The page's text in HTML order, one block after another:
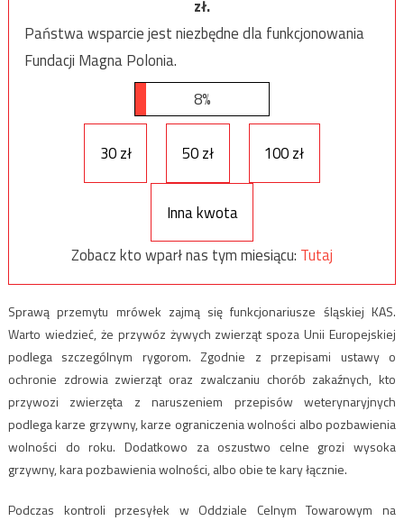
zł.
Państwa wsparcie jest niezbędne dla funkcjonowania
Fundacji Magna Polonia.
8%
30 zł 50 zł 100 zł
Inna kwota
Zobacz kto wparł nas tym miesiącu: Tutaj
Sprawą przemytu mrówek zajmą się funkcjonariusze śląskiej KAS.
Warto wiedzieć, że przywóz żywych zwierząt spoza Unii Europejskiej
podlega szczególnym rygorom. Zgodnie z przepisami ustawy o
ochronie zdrowia zwierząt oraz zwalczaniu chorób zakaźnych, kto
przywozi zwierzęta z naruszeniem przepisów weterynaryjnych
podlega karze grzywny, karze ograniczenia wolności albo pozbawienia
wolności do roku. Dodatkowo za oszustwo celne grozi wysoka
grzywny, kara pozbawienia wolności, albo obie te kary łącznie.
Podczas kontroli przesyłek w Oddziale Celnym Towarowym na